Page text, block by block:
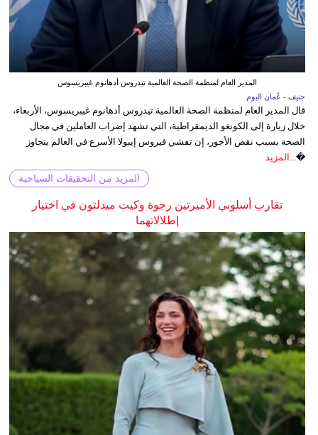
المدير العام لمنظمة الصحة العالمية تيدروس أدهانوم غيبريسوس
جنيف - عُمان اليوم
قال المدير العام لمنظمة الصحة العالمية تيدروس أدهانوم غيبريسوس، الأربعاء،
خلال زيارة إلى الكونغو الديمقراطية، التي تشهد إضراب العاملين في مجال
الصحة بسبب نقص الأجور، إن تفشي فيروس إيبولا الأسرع في العالم يتجاوز
�... المزيد
المزيد من التحقيقات السياحية
تقارب أسلوبي الأميرتين رجوة وكيت ميدلتون في اختيار
إطلالاتهما